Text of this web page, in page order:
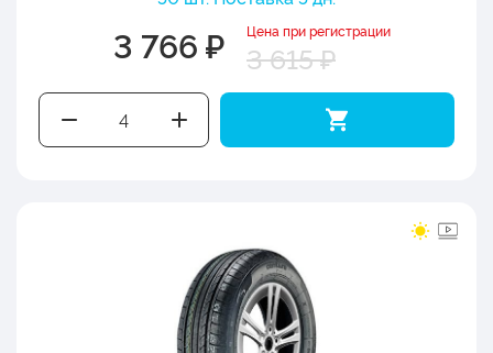
3 766 ₽ Цена при регистрации
3 615 ₽